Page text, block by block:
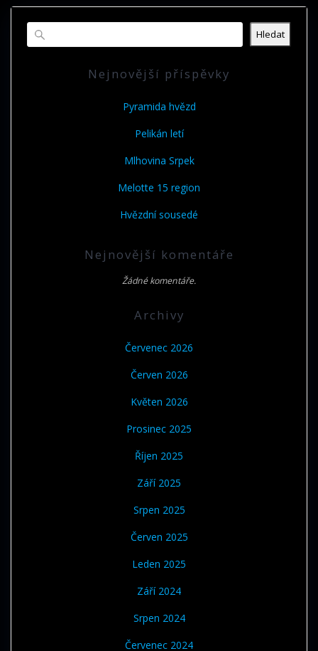
Hledat
Nejnovější příspěvky
Pyramida hvězd
Pelikán letí
Mlhovina Srpek
Melotte 15 region
Hvězdní sousedé
Nejnovější komentáře
Žádné komentáře.
Archivy
Červenec 2026
Červen 2026
Květen 2026
Prosinec 2025
Říjen 2025
Září 2025
Srpen 2025
Červen 2025
Leden 2025
Září 2024
Srpen 2024
Červenec 2024